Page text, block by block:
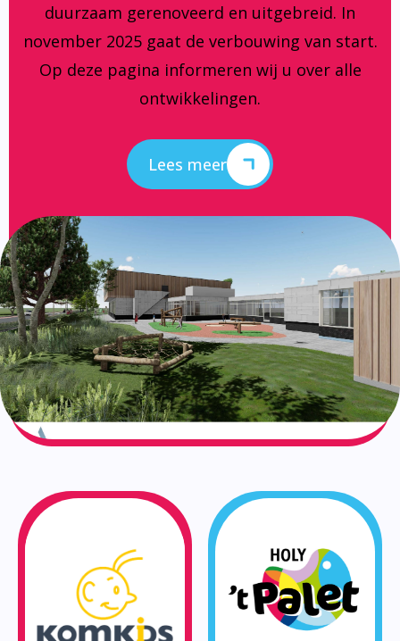
duurzaam gerenoveerd en uitgebreid. In
november 2025 gaat de verbouwing van start.
Op deze pagina informeren wij u over alle
ontwikkelingen.
Lees meer